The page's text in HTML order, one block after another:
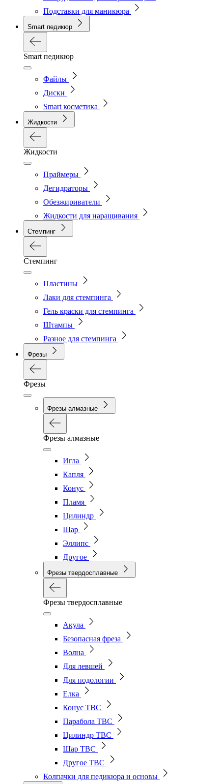
Подставки для маникюра
Smart педикюр
Smart педикюр
Файлы
Диски
Smart косметика
Жидкости
Жидкости
Праймеры
Дегидраторы
Обезжириватели
Жидкости для наращивания
Стемпинг
Стемпинг
Пластины
Лаки для стемпинга
Гель краски для стемпинга
Штампы
Разное для стемпинга
Фрезы
Фрезы
Фрезы алмазные
Фрезы алмазные
Игла
Капля
Конус
Пламя
Цилиндр
Шар
Эллипс
Другое
Фрезы твердосплавные
Фрезы твердосплавные
Акула
Безопасная фреза
Волна
Для левшей
Для подологии
Елка
Конус ТВС
Парабола ТВС
Цилиндр ТВС
Шар ТВС
Другое ТВС
Колпачки для педикюра и основы